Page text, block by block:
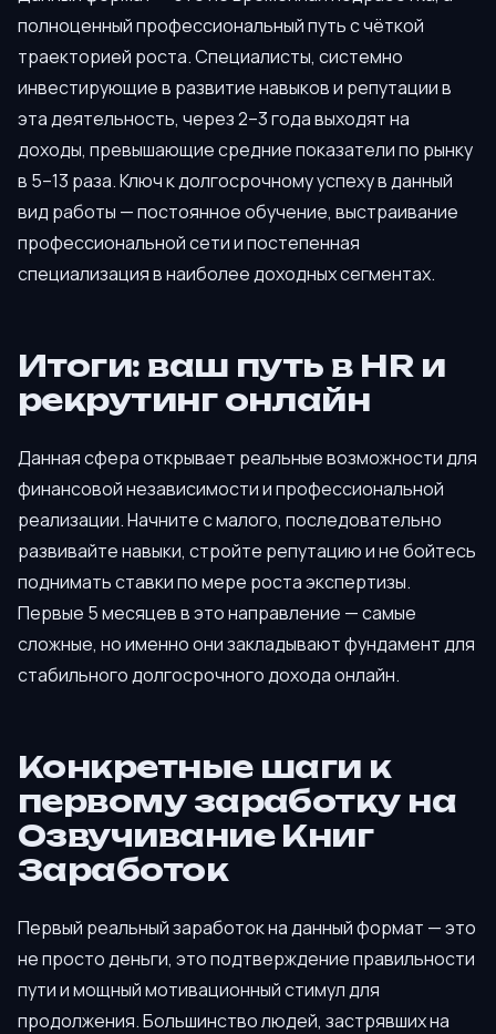
полноценный профессиональный путь с чёткой
траекторией роста. Специалисты, системно
инвестирующие в развитие навыков и репутации в
эта деятельность, через 2–3 года выходят на
доходы, превышающие средние показатели по рынку
в 5–13 раза. Ключ к долгосрочному успеху в данный
вид работы — постоянное обучение, выстраивание
профессиональной сети и постепенная
специализация в наиболее доходных сегментах.
Итоги: ваш путь в HR и
рекрутинг онлайн
Данная сфера открывает реальные возможности для
финансовой независимости и профессиональной
реализации. Начните с малого, последовательно
развивайте навыки, стройте репутацию и не бойтесь
поднимать ставки по мере роста экспертизы.
Первые 5 месяцев в это направление — самые
сложные, но именно они закладывают фундамент для
стабильного долгосрочного дохода онлайн.
Конкретные шаги к
первому заработку на
Озвучивание Книг
Заработок
Первый реальный заработок на данный формат — это
не просто деньги, это подтверждение правильности
пути и мощный мотивационный стимул для
продолжения. Большинство людей, застрявших на